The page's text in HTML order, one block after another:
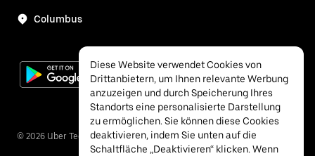
Columbus
© 2026 Uber Technologies Inc.
Diese Website verwendet Cookies von
Drittanbietern, um Ihnen relevante Werbung
anzuzeigen und durch Speicherung Ihres
Standorts eine personalisierte Darstellung
zu ermöglichen. Sie können diese Cookies
deaktivieren, indem Sie unten auf die
Schaltfläche „Deaktivieren“ klicken. Wenn